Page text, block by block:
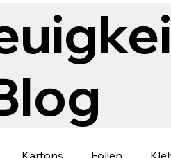
Kartons Folien